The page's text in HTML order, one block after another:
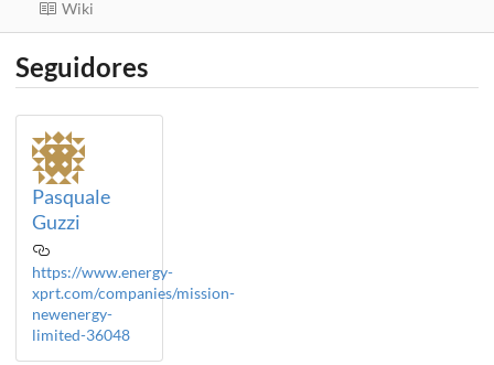
Wiki
Seguidores
Pasquale
Guzzi
https://www.energy-
xprt.com/companies/mission-
newenergy-
limited-36048